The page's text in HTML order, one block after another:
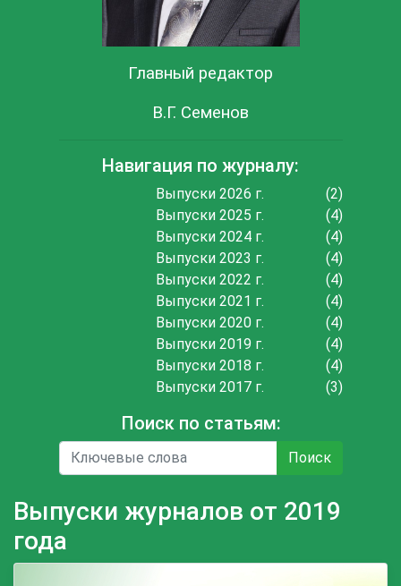
Главный редактор
В.Г. Семенов
Навигация по журналу:
Выпуски 2026 г.
(2)
Выпуски 2025 г.
(4)
Выпуски 2024 г.
(4)
Выпуски 2023 г.
(4)
Выпуски 2022 г.
(4)
Выпуски 2021 г.
(4)
Выпуски 2020 г.
(4)
Выпуски 2019 г.
(4)
Выпуски 2018 г.
(4)
Выпуски 2017 г.
(3)
Поиск по статьям:
Поиск
Выпуски журналов от 2019
года